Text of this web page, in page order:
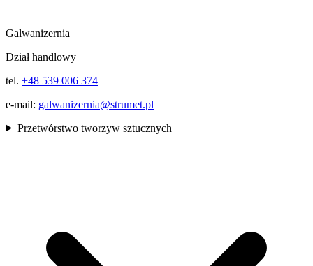
Galwanizernia
Dział handlowy
tel. +48 539 006 374
e-mail: galwanizernia@strumet.pl
Przetwórstwo tworzyw sztucznych